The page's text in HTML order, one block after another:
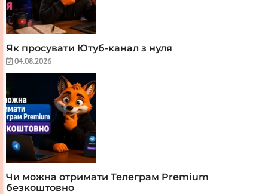
Як просувати Ютуб-канал з нуля
04.08.2026
Чи можна отримати Телеграм Premium
безкоштовно